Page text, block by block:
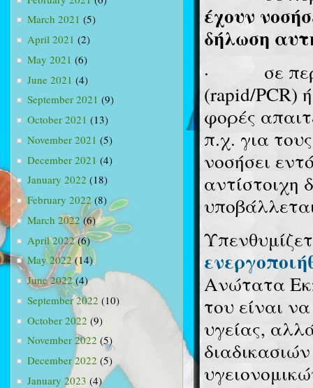
March 2021 (5)
April 2021 (2)
May 2021 (6)
June 2021 (4)
September 2021 (9)
October 2021 (13)
November 2021 (5)
December 2021 (4)
January 2022 (18)
February 2022 (8)
March 2022(6)
April 2022(6)
May 2022(14)
June 2022(4)
September 2022 (10)
October 2022 (9)
November 2022 (5)
December 2022 (5)
January 2023 (4)
έχουν
δήλωση
·
σε
(rapid/PCR)
φορές
π.χ. για
νοσήσει
αντίστοιχη
Ανώτατα
του είναι
υγείας,